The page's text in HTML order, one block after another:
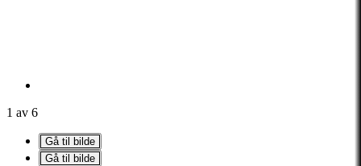
1 av 6
Gå til bilde
Gå til bilde